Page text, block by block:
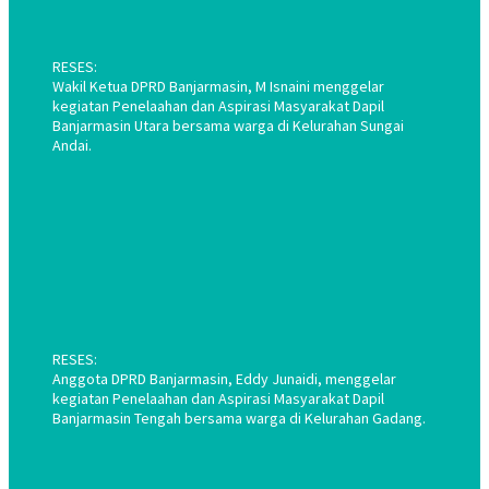
RESES:
Wakil Ketua DPRD Banjarmasin, M Isnaini menggelar
kegiatan Penelaahan dan Aspirasi Masyarakat Dapil
Banjarmasin Utara bersama warga di Kelurahan Sungai
Andai.
RESES:
Anggota DPRD Banjarmasin, Eddy Junaidi, menggelar
kegiatan Penelaahan dan Aspirasi Masyarakat Dapil
Banjarmasin Tengah bersama warga di Kelurahan Gadang.